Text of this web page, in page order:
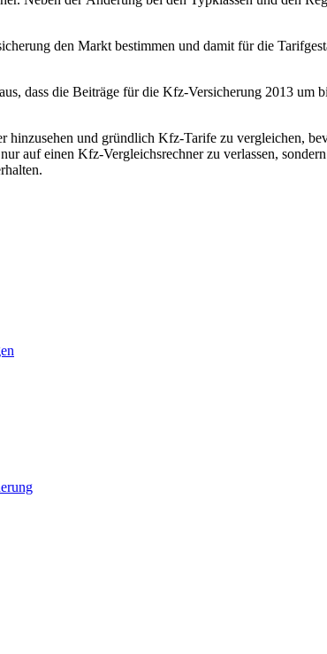
den Markt bestimmen und damit für die
dass die Beiträge für die Kfz-Versicherung 2013 um
hinzusehen und gründlich Kfz-Tarife zu vergleichen,
auf einen Kfz-Vergleichsrechner zu verlassen,